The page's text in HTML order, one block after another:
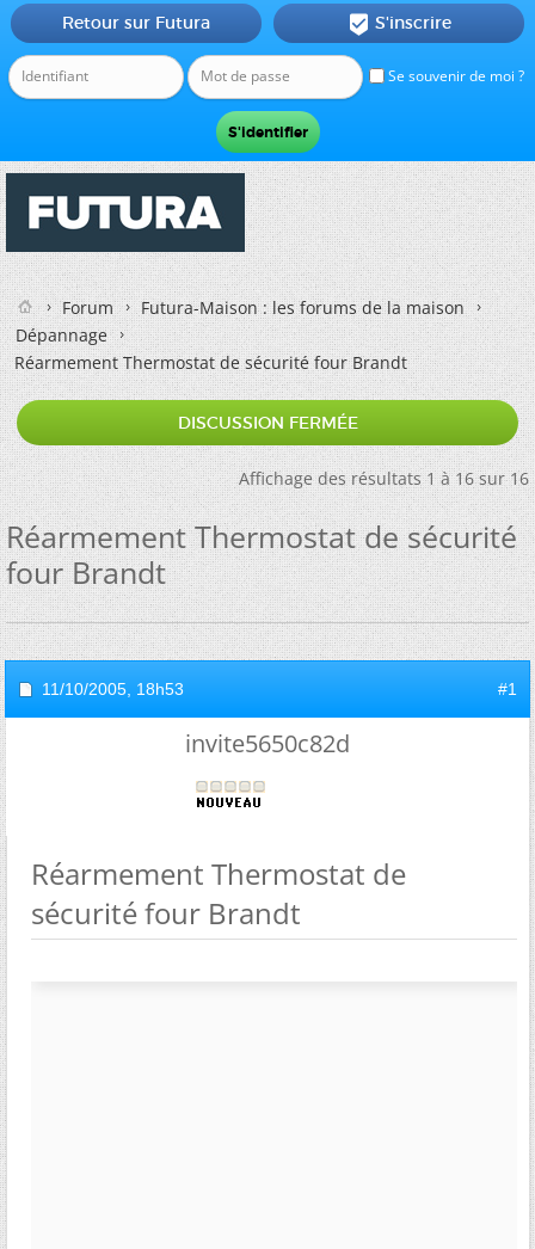
Se souvenir de moi ?
Retour sur Futura  S'inscrire
Forum
Futura-Maison : les forums de la maison
Dépannage
Réarmement Thermostat de sécurité four Brandt
DISCUSSION FERMÉE
Affichage des résultats 1 à 16 sur 16
Réarmement Thermostat de sécurité
four Brandt
11/10/2005, 18h53 #1
invite5650c82d
Réarmement Thermostat de
sécurité four Brandt